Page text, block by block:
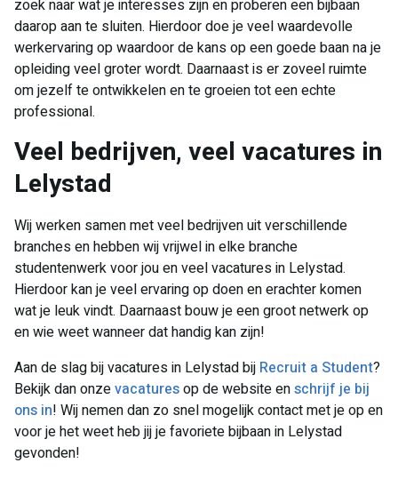
zoek naar wat je interesses zijn en proberen een bijbaan
daarop aan te sluiten. Hierdoor doe je veel waardevolle
werkervaring op waardoor de kans op een goede baan na je
opleiding veel groter wordt. Daarnaast is er zoveel ruimte
om jezelf te ontwikkelen en te groeien tot een echte
professional.
Veel bedrijven, veel vacatures in
Lelystad
Wij werken samen met veel bedrijven uit verschillende
branches en hebben wij vrijwel in elke branche
studentenwerk voor jou en veel vacatures in Lelystad.
Hierdoor kan je veel ervaring op doen en erachter komen
wat je leuk vindt. Daarnaast bouw je een groot netwerk op
en wie weet wanneer dat handig kan zijn!
Aan de slag bij vacatures in Lelystad bij Recruit a Student?
Bekijk dan onzevacaturesop de website enschrijf je bij
ons in! Wij nemen dan zo snel mogelijk contact met je op en
voor je het weet heb jij je favoriete bijbaan in Lelystad
gevonden!